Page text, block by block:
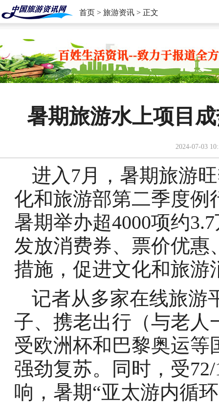
首页 > 旅游资讯 > 正文
暑期旅游水上项目
2024-07-03
进入7月，暑期旅游
化和旅游部第二季度例
暑期举办超4000项约
发放消费券、票价优惠
措施，促进文化和旅游
记者从多家在线旅游
子、携老出行（与老人
受欧洲杯和巴黎奥运
强劲复苏。同时，受
响，暑期“亚太游内循